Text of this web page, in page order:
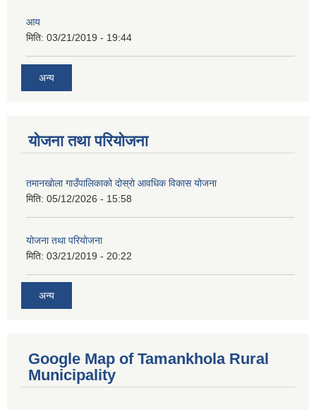
आय
मिति: 03/21/2019 - 19:44
अन्य
योजना तथा परियोजना
तमानखोला गाउँपालिकाको दोस्रो आवधिक विकास योजना
मिति: 05/12/2026 - 15:58
योजना तथा परियोजना
मिति: 03/21/2019 - 20:22
अन्य
Google Map of Tamankhola Rural
Municipality